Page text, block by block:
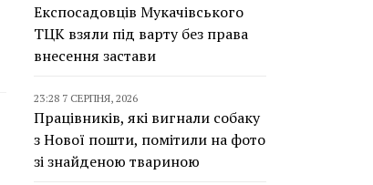
Експосадовців Мукачівського
ТЦК взяли під варту без права
внесення застави
23:28 7 СЕРПНЯ, 2026
Працівників, які вигнали собаку
з Нової пошти, помітили на фото
зі знайденою твариною